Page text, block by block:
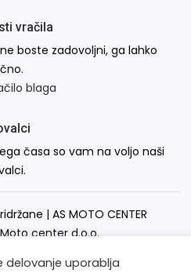
vračila
boste zadovoljni, ga lahko
blaga
časa so vam na voljo naši
| AS MOTO CENTER
center d.o.o.
delovanje uporablja